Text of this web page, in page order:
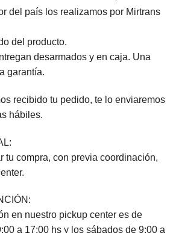
del país los realizamos por Mirtrans
del producto.
desarmados y en caja. Una
garantía.
recibido tu pedido, te lo enviaremos
hábiles.
tu compra, con previa coordinación,
en nuestro pickup center es de
a 17:00 hs y los sábados de 9:00 a